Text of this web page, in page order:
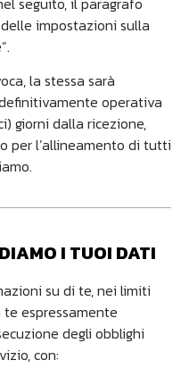
impostazioni sulla
la stessa sarà
operativa
giorni dalla ricezione,
per l’allineamento di tutti
I TUOI DATI
su di te, nei limiti
espressamente
degli obblighi
con: